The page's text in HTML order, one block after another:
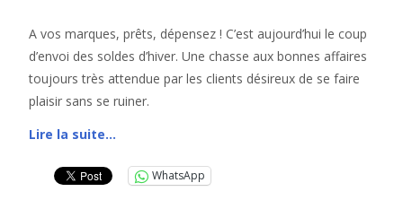
A vos marques, prêts, dépensez ! C’est aujourd’hui le coup
d’envoi des soldes d’hiver. Une chasse aux bonnes affaires
toujours très attendue par les clients désireux de se faire
plaisir sans se ruiner.
Lire la suite…
WhatsApp